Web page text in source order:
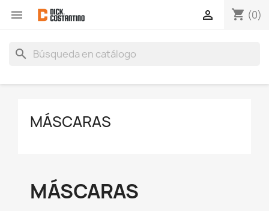
 shopping_cart (0)

search
MÁSCARAS
MÁSCARAS